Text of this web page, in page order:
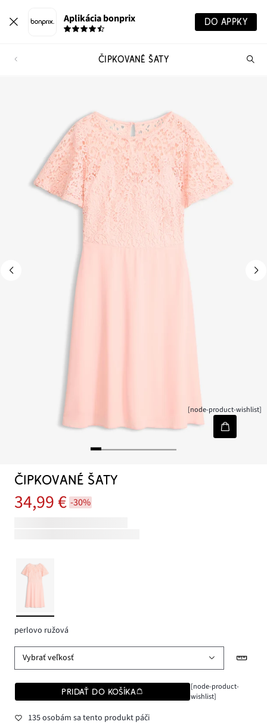
Aplikácia bonprix DO APPKY
ČIPKOVANÉ ŠATY
[node-product-wishlist]
ČIPKOVANÉ ŠATY
34,99 € -30%
perlovo ružová
Vybrať veľkosť
PRIDAŤ DO KOŠÍKA
[node-product-
wishlist]
135 osobám sa tento produkt páči